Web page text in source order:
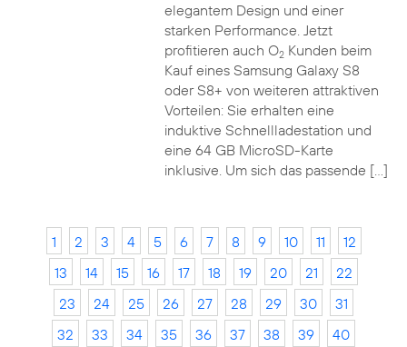
elegantem Design und einer
starken Performance. Jetzt
profitieren auch O2Kunden beim
Kauf eines Samsung Galaxy S8
oder S8+ von weiteren attraktiven
Vorteilen: Sie erhalten eine
induktive Schnellladestation und
eine 64 GB MicroSD-Karte
inklusive. Um sich das passende […]
1 2 3 4 5 6 7 8 9 10 11
12
13
14 15 16 17 18 19 20 21
22
23
24 25 26 27 28 29 30
31
32
33 34 35 36 37 38 39
40